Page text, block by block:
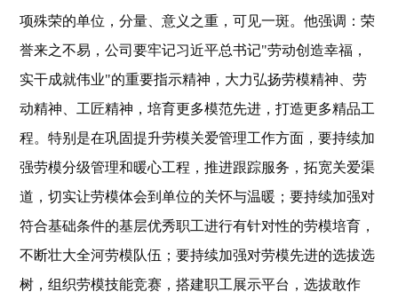
项殊荣的单位，分量、意义之重，可见一斑。他强调：荣
誉来之不易，公司要牢记习近平总书记"劳动创造幸福，
实干成就伟业"的重要指示精神，大力弘扬劳模精神、劳
动精神、工匠精神，培育更多模范先进，打造更多精品工
程。特别是在巩固提升劳模关爱管理工作方面，要持续加
强劳模分级管理和暖心工程，推进跟踪服务，拓宽关爱渠
道，切实让劳模体会到单位的关怀与温暖；要持续加强对
符合基础条件的基层优秀职工进行有针对性的劳模培育，
不断壮大全河劳模队伍；要持续加强对劳模先进的选拔选
树，组织劳模技能竞赛，搭建职工展示平台，选拔敢作